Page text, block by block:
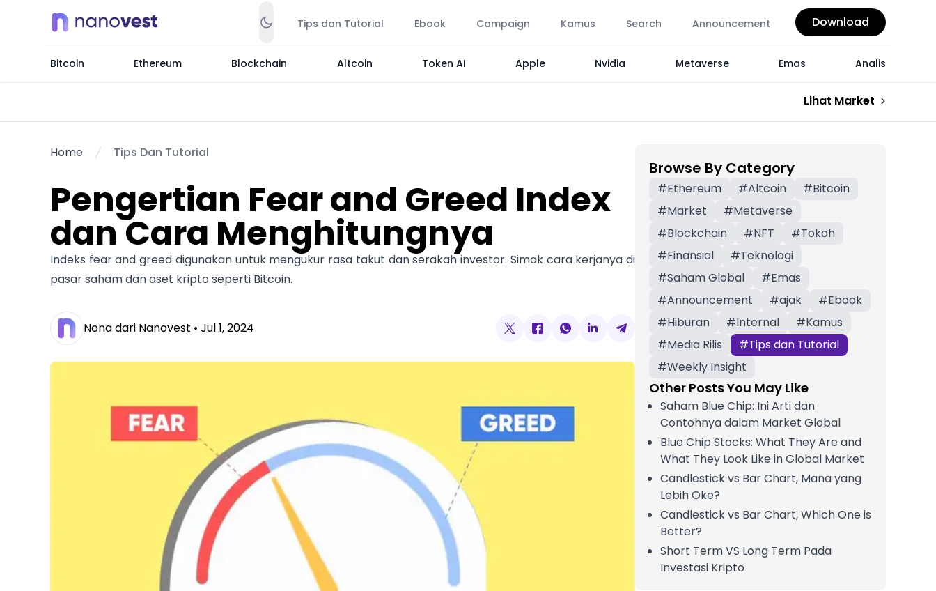
Tips dan Tutorial Ebook Campaign Kamus Search Announcement Download
Bitcoin Ethereum Blockchain Altcoin Token AI Apple Nvidia Metaverse Emas Analis
Lihat Market
Home Tips Dan Tutorial
Pengertian Fear and Greed Index
dan Cara Menghitungnya
Indeks fear and greed digunakan untuk mengukur rasa takut dan serakah investor. Simak cara kerjanya di
pasar saham dan aset kripto seperti Bitcoin.
Nona dari Nanovest • Jul 1, 2024
Browse By Category
#Ethereum #Altcoin #Bitcoin
#Market #Metaverse
#Blockchain #NFT #Tokoh
#Finansial #Teknologi
#Saham Global #Emas
#Announcement #ajak #Ebook
#Hiburan #Internal #Kamus
#Media Rilis #Tips dan Tutorial
#Weekly Insight
Other Posts You May Like
Saham Blue Chip: Ini Arti dan
Contohnya dalam Market Global
Blue Chip Stocks: What They Are and
What They Look Like in Global Market
Candlestick vs Bar Chart, Mana yang
Lebih Oke?
Candlestick vs Bar Chart, Which One is
Better?
Short Term VS Long Term Pada
Investasi Kripto